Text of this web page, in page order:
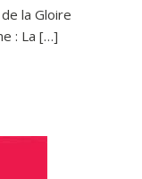
la Gloire
: La […]